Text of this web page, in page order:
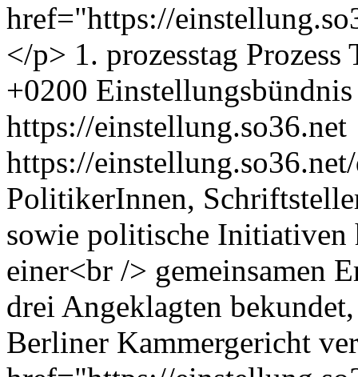
href="https://
</p> 1. prozesstag Prozess
+0200 Einstellungsbündnis
https://einstellung.so36.net
https://
PolitikerInnen,
sowie politische Initiativen
einer<br /> gemeinsamen
drei Angeklagten
Berliner Kammergericht